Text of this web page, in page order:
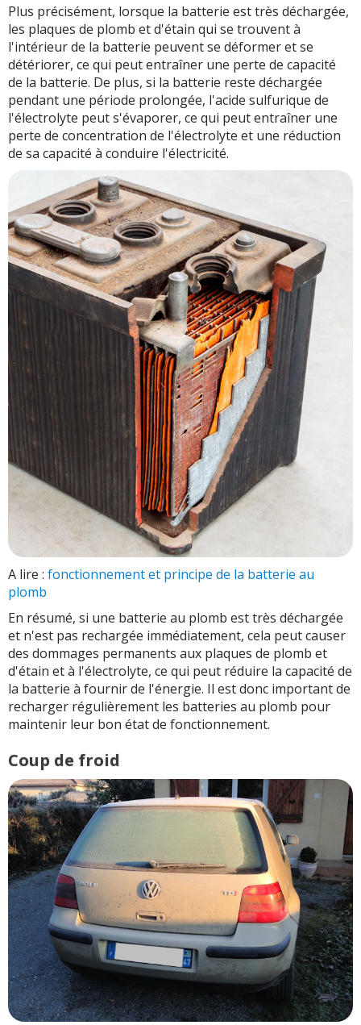
Plus précisément, lorsque la batterie est très déchargée,
les plaques de plomb et d'étain qui se trouvent à
l'intérieur de la batterie peuvent se déformer et se
détériorer, ce qui peut entraîner une perte de capacité
de la batterie. De plus, si la batterie reste déchargée
pendant une période prolongée, l'acide sulfurique de
l'électrolyte peut s'évaporer, ce qui peut entraîner une
perte de concentration de l'électrolyte et une réduction
de sa capacité à conduire l'électricité.
A lire : fonctionnement et principe de la batterie au
plomb
En résumé, si une batterie au plomb est très déchargée
et n'est pas rechargée immédiatement, cela peut causer
des dommages permanents aux plaques de plomb et
d'étain et à l'électrolyte, ce qui peut réduire la capacité de
la batterie à fournir de l'énergie. Il est donc important de
recharger régulièrement les batteries au plomb pour
maintenir leur bon état de fonctionnement.
Coup de froid